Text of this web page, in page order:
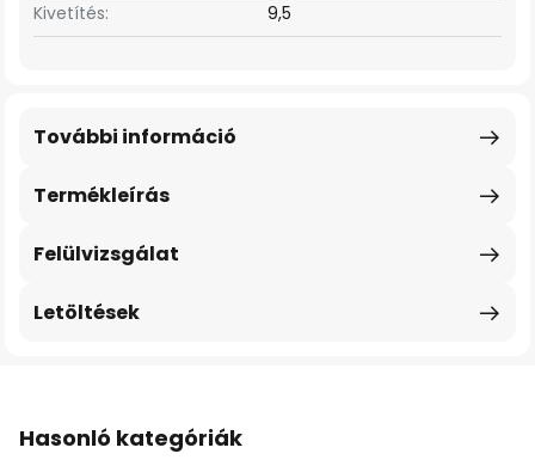
Kivetítés: 9,5
Termékleírás
További információ
Felülvizsgálat
Letöltések
Hasonló kategóriák